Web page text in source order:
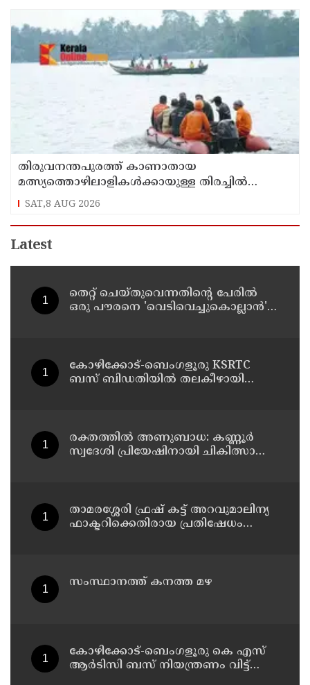
തിരുവനന്തപുരത്ത് കാണാതായ
മത്സ്യത്തൊഴിലാളികള്‍ക്കായുള്ള തിരച്ചില്‍
പുലര്‍ച്ചെ തുടങ്ങി
SAT,8 AUG 2026
Latest
തെറ്റ് ചെയ്തുവെന്നതിന്റെ പേരില്‍
ഒരു പൗരനെ 'വെടിവെച്ചുകൊല്ലാന്‍'
ആയങ്കിയെ പിന്തുണച്ച് ആകാശ്
തില്ലങ്കേരി
കോഴിക്കോട്-ബെംഗളൂരു KSRTC
ബസ് ബിഡതിയിൽ തലകീഴായി
രക്തത്തിൽ അണുബാധ: കണ്ണൂർ
സ്വദേശി പ്രിയേഷിനായി ചികിത്സാ
താമരശ്ശേരി ഫ്രഷ് കട്ട് അറവുമാലിന്യ
ഫാക്ടറിക്കെതിരായ പ്രതിഷേധം
സംസ്ഥാനത്ത് കനത്ത മഴ
കോഴിക്കോട്-ബെംഗളൂരു കെ എസ്
ആര്‍ടിസി ബസ് നിയന്ത്രണം വിട്ട്